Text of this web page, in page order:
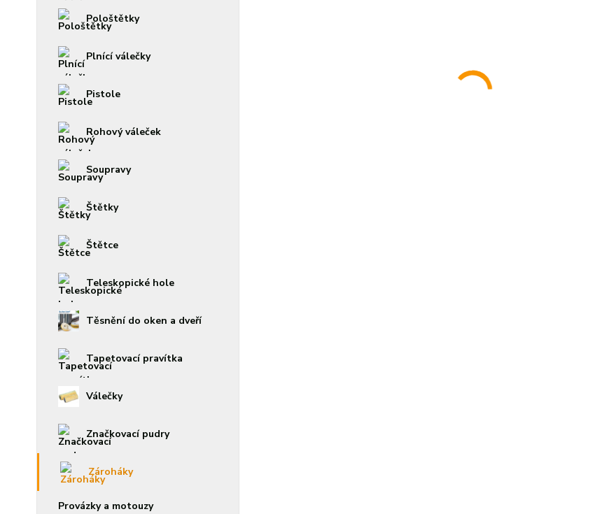
Pološtětky
Plnící válečky
Pistole
Rohový váleček
Soupravy
Štětky
Štětce
Teleskopické hole
Těsnění do oken a dveří
Tapetovací pravítka
Válečky
Značkovací pudry
Zároháky
Provázky a motouzy